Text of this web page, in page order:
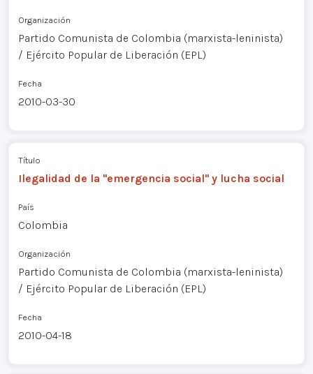
Organización
Partido Comunista de Colombia (marxista-leninista)
/ Ejército Popular de Liberación (EPL)
Fecha
2010-03-30
Título
Ilegalidad de la "emergencia social" y lucha social
País
Colombia
Organización
Partido Comunista de Colombia (marxista-leninista)
/ Ejército Popular de Liberación (EPL)
Fecha
2010-04-18